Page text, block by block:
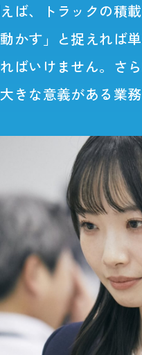
ば、トラックの積
かす」と捉えれば
ばいけません。さ
な意義がある業